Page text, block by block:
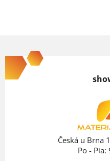
á
p
Česká u Brna
Po -